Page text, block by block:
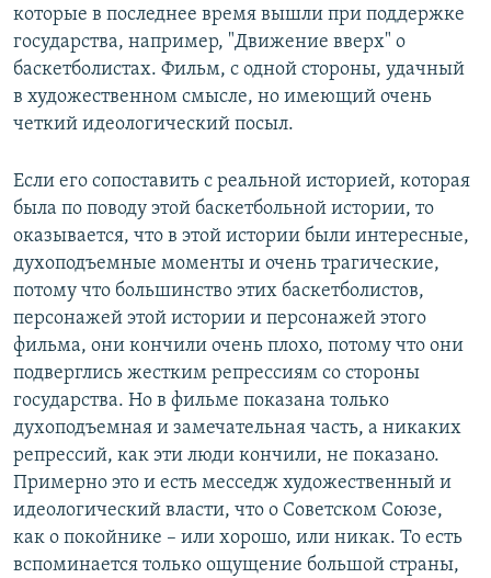
которые в последнее время вышли при поддержке
государства, например, "Движение вверх" о
баскетболистах. Фильм, с одной стороны, удачный
в художественном смысле, но имеющий очень
четкий идеологический посыл.
Если его сопоставить с реальной историей, которая
была по поводу этой баскетбольной истории, то
оказывается, что в этой истории были интересные,
духоподъемные моменты и очень трагические,
потому что большинство этих баскетболистов,
персонажей этой истории и персонажей этого
фильма, они кончили очень плохо, потому что они
подверглись жестким репрессиям со стороны
государства. Но в фильме показана только
духоподъемная и замечательная часть, а никаких
репрессий, как эти люди кончили, не показано.
Примерно это и есть месседж художественный и
идеологический власти, что о Советском Союзе,
как о покойнике – или хорошо, или никак. То есть
вспоминается только ощущение большой страны,